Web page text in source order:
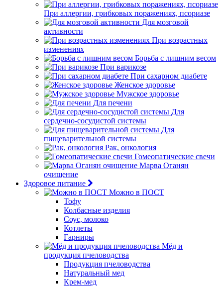
При аллергии, грибковых поражениях, псориазе
Для мозговой
активности
При возрастных
изменениях
Борьба с лишним весом
При варикозе
При сахарном диабете
Женское здоровье
Мужское здоровье
Для печени
Для
сердечно-сосудистой системы
Для
пищеварительной системы
Рак, онкология
Гомеопатические свечи
Марва Оганян
очищение
Здоровое питание
Можно в ПОСТ
Тофу
Колбасные изделия
Соус, молоко
Котлеты
Гарниры
Мёд и
продукция пчеловодства
Продукция пчеловодства
Натуральный мед
Крем-мед